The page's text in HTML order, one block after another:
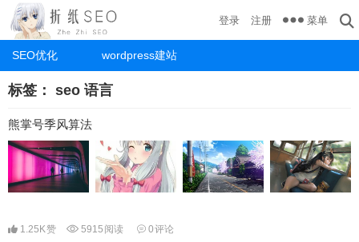
SEO优化 wordpress建站
登录 注册 菜单
标签： seo 语言
熊掌号季风算法
1.25K赞 5915 阅读 0评论